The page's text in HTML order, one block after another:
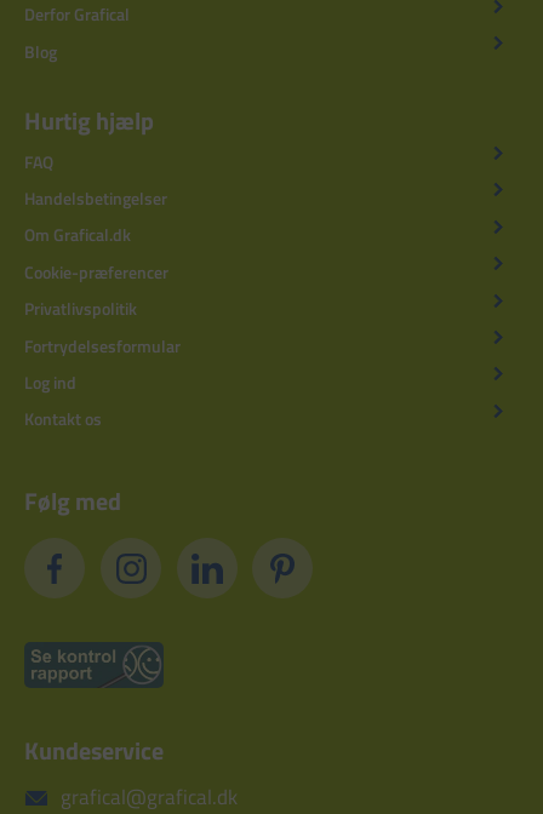
Derfor Grafical
Blog
Hurtig hjælp
FAQ
Handelsbetingelser
Om Grafical.dk
Cookie-præferencer
Privatlivspolitik
Fortrydelsesformular
Log ind
Kontakt os
Følg med
Kundeservice
grafical@grafical.dk